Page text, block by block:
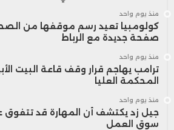
منذ يوم واحد
كولومبيا تعيد رسم موقفها من
صفحة جديدة مع الرباط
منذ يوم واحد
ترامب يهاجم قرار وقف قاعة البيت
المحكمة العليا
منذ يوم واحد
جيل زد يكتشف أن المهارة قد
سوق العمل